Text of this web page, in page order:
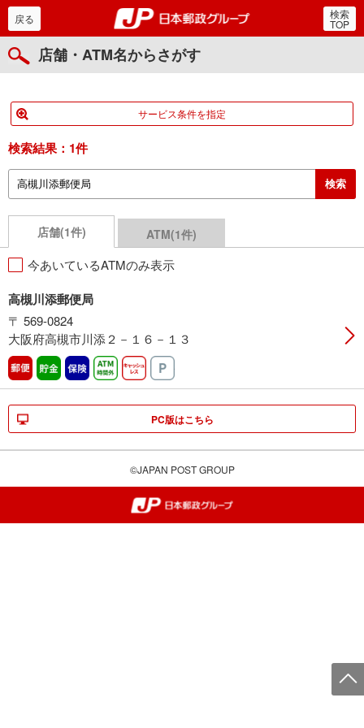
郵便局・日本郵政グルー
戻る 検索
TOP
店舗・ATM名からさがす
サービス条件を指定
検索結果： 1件
店舗(1件) ATM(1件)
今あいているATMのみ表示
高槻川添郵便局
〒 569-0824
大阪府高槻市川添２－１６－１３
郵便 貯金 保険 ATM時間外キャッシュレス
PC版はこちら
©JAPAN POST GROUP